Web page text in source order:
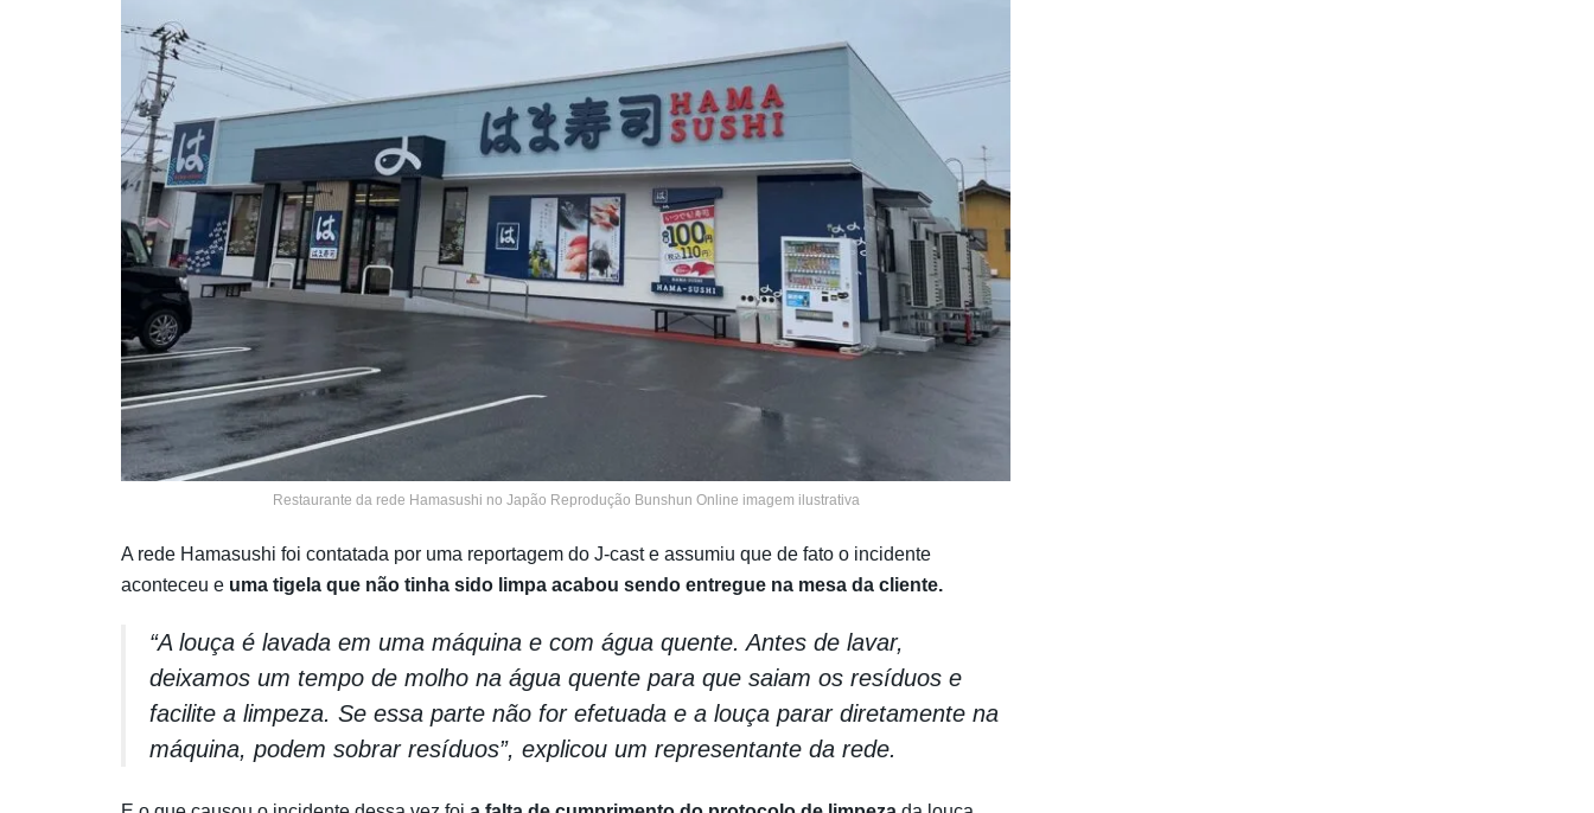
Restaurante da rede Hamasushi no Japão Reprodução Bunshun Online imagem ilustrativa
A rede Hamasushi foi contatada por uma reportagem do J-cast e assumiu que de fato o incidente
aconteceu e uma tigela que não tinha sido limpa acabou sendo entregue na mesa da cliente.
“A louça é lavada em uma máquina e com água quente. Antes de lavar,
deixamos um tempo de molho na água quente para que saiam os resíduos e
facilite a limpeza. Se essa parte não for efetuada e a louça parar diretamente na
máquina, podem sobrar resíduos”, explicou um representante da rede.